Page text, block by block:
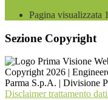
Pagina visualizzata
Sezione Copyright
Copyright 2026 |
Parma S.p.A. | Divisione
Disclaimer trattamento